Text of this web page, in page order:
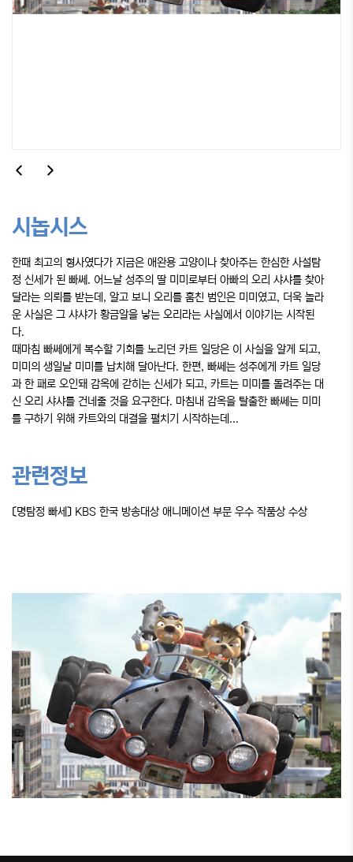
시놉시스
한때 최고의 형사였다가 지금은 애완용 고양이나 찾아주는 한심한 사설탐
정 신세가 된 빠쎄. 어느날 성주의 딸 미미로부터 아빠의 오리 샤샤를 찾아
달라는 의뢰를 받는데, 알고 보니 오리를 훔친 범인은 미미였고, 더욱 놀라
운 사실은 그 샤샤가 황금알을 낳는 오리라는 사실에서 이야기는 시작된
다.
때마침 빠쎄에게 복수할 기회를 노리던 카트 일당은 이 사실을 알게 되고,
미미의 생일날 미미를 납치해 달아난다. 한편, 빠쎄는 성주에게 카트 일당
과 한 패로 오인돼 감옥에 갇히는 신세가 되고, 카트는 미미를 돌려주는 대
신 오리 샤샤를 건네줄 것을 요구한다. 마침내 감옥을 탈출한 빠쎄는 미미
를 구하기 위해 카트와의 대결을 펼치기 시작하는데...
관련정보
〔명탐정 빠세〕 KBS 한국 방송대상 애니메이션 부문 우수 작품상 수상